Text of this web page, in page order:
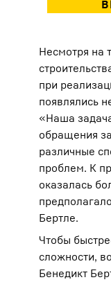
Несмотря на
при
появлялись
«Наша
обращения
различные
проблем. К
оказалась
Бертле.
Чтобы
сложности,
Бенедикт